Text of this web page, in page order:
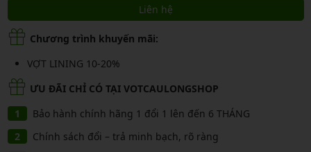
Liên hệ
Chương trình khuyến mãi:
VỢT LINING 10-20%
ƯU ĐÃI CHỈ CÓ TẠI VOTCAULONGSHOP
Bảo hành chính hãng 1 đổi 1 lên đến 6 THÁNG
Chính sách đổi – trả minh bạch, rõ ràng